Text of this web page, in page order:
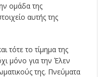
ομάδα της
αυτής της
τότε το τίμημα της
μόνο για την Έλεν
της. Πνεύματα